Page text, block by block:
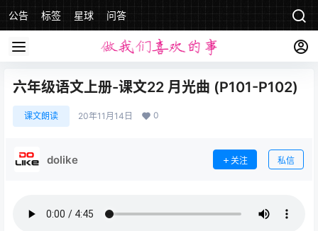
公告 标签 星球 问答
六年级语文上册-课文22 月光曲 (P101-P102)
课文朗读 20年11月14日 0
dolike 关注 私信